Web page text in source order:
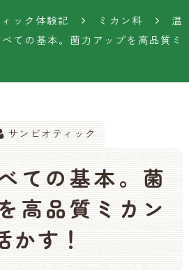
ック体験記 ミカン科
温
ての基本。菌力アップを高品質ミ
サンビオティック
ての基本。菌
高品質ミカン
かす！